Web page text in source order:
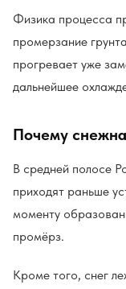
Физика процесса
промерзание
прогревает уже
дальнейшее
Почему
В средней полосе
приходят раньше
моменту
промёрз.
Кроме того, снег